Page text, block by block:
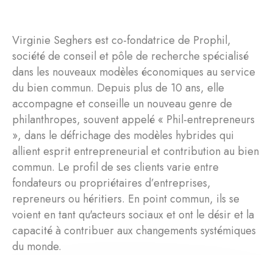
Virginie Seghers est co-fondatrice de Prophil,
société de conseil et pôle de recherche spécialisé
dans les nouveaux modèles économiques au service
du bien commun. Depuis plus de 10 ans, elle
accompagne et conseille un nouveau genre de
philanthropes, souvent appelé « Phil-entrepreneurs
», dans le défrichage des modèles hybrides qui
allient esprit entrepreneurial et contribution au bien
commun. Le profil de ses clients varie entre
fondateurs ou propriétaires d’entreprises,
repreneurs ou héritiers. En point commun, ils se
voient en tant qu'acteurs sociaux et ont le désir et la
capacité à contribuer aux changements systémiques
du monde.